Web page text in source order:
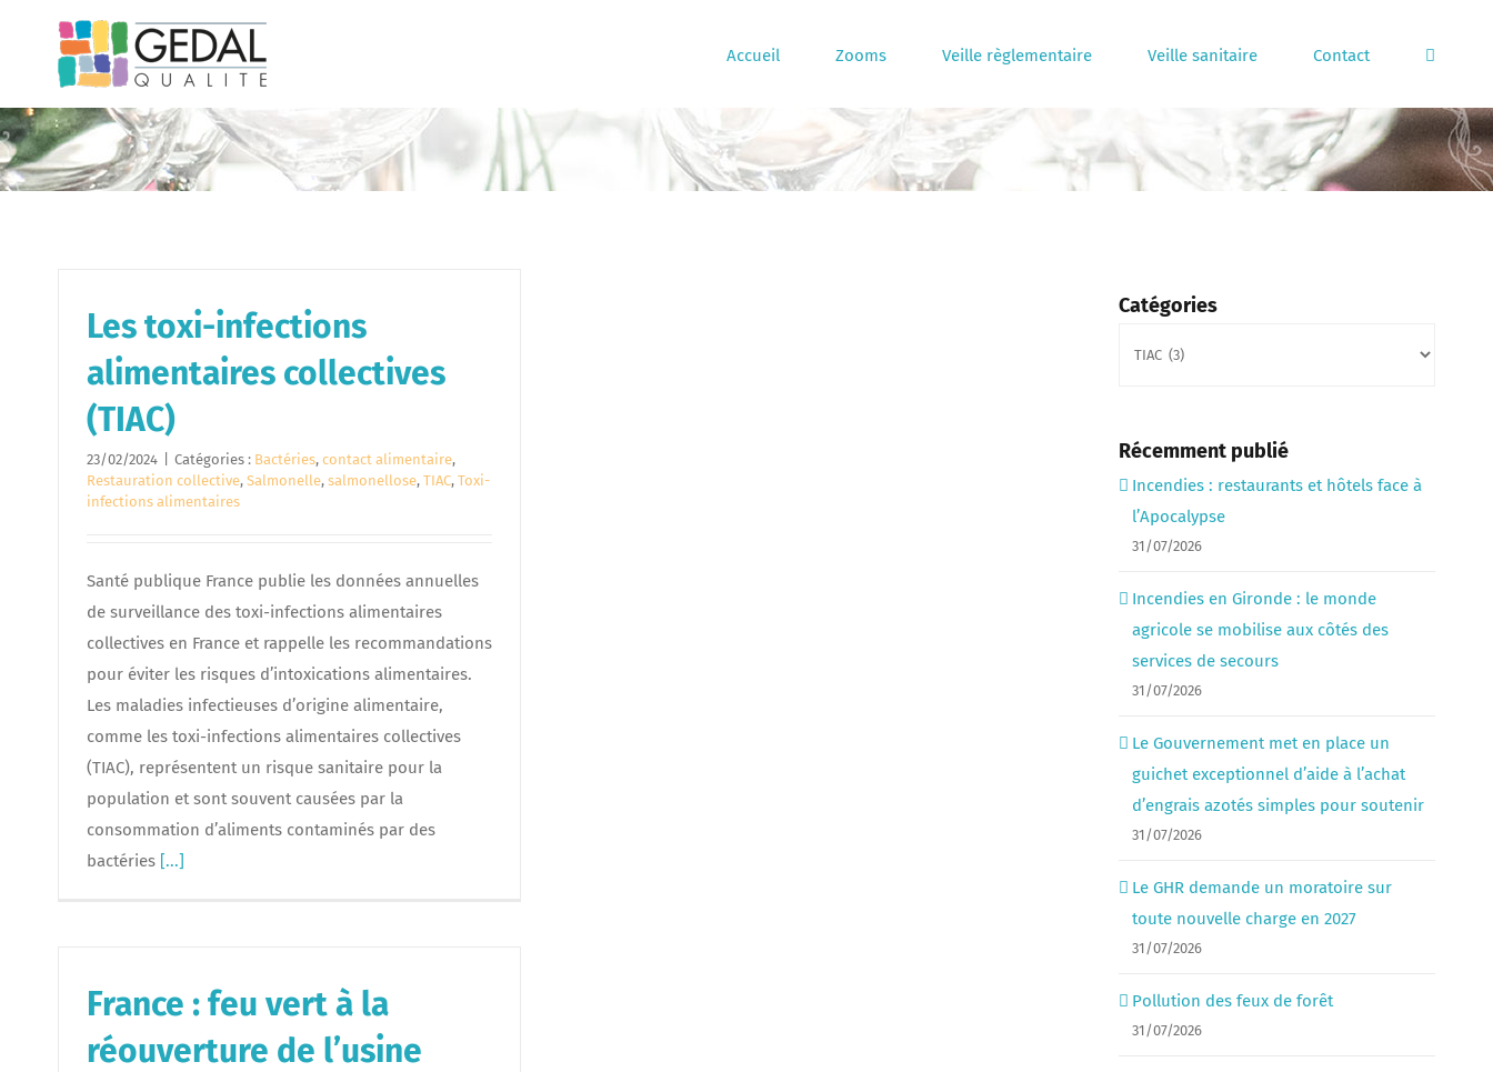
contenu
Accueil Zooms Veille règlementaire Veille sanitaire Contact
Les toxi-infections
alimentaires collectives
(TIAC)
23/02/2024 Catégories : Bactéries, contact alimentaire,
Restauration collective, Salmonelle, salmonellose, TIAC, Toxi-
infections alimentaires
Santé publique France publie les données annuelles
de surveillance des toxi-infections alimentaires
collectives en France et rappelle les recommandations
pour éviter les risques d’intoxications alimentaires.
Les maladies infectieuses d’origine alimentaire,
comme les toxi-infections alimentaires collectives
(TIAC), représentent un risque sanitaire pour la
population et sont souvent causées par la
consommation d’aliments contaminés par des
bactéries [...]
France : feu vert à la
réouverture de l’usine
Catégories
Récemment publié
Incendies : restaurants et hôtels face à
l’Apocalypse
31/07/2026
Incendies en Gironde : le monde
agricole se mobilise aux côtés des
services de secours
31/07/2026
Le Gouvernement met en place un
guichet exceptionnel d’aide à l’achat
d’engrais azotés simples pour soutenir
31/07/2026
Le GHR demande un moratoire sur
toute nouvelle charge en 2027
31/07/2026
Pollution des feux de forêt
31/07/2026